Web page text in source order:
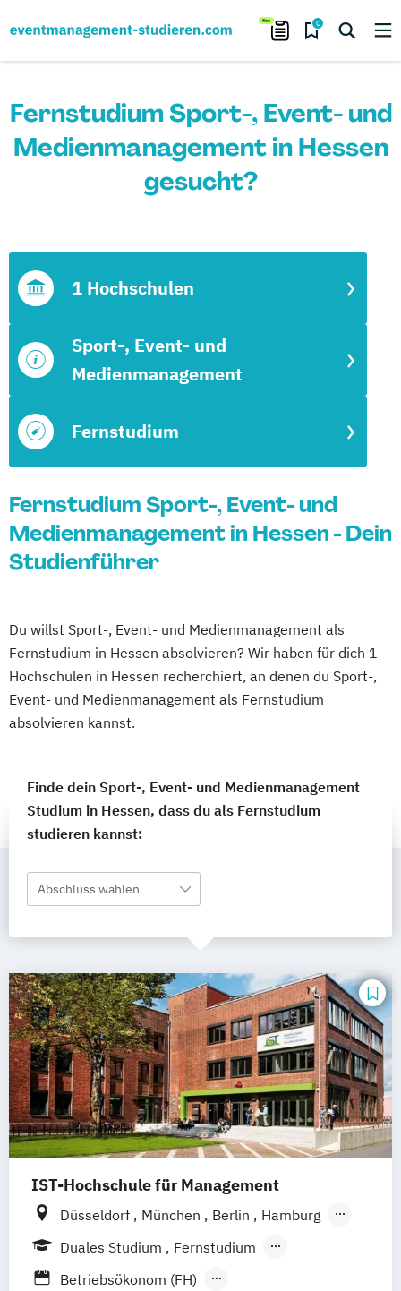
0
Fernstudium Sport-, Event- und
Medienmanagement in Hessen
gesucht?
Fernstudium
Sport-, Event- und
Medienmanagement
1 Hochschulen
Fernstudium Sport-, Event- und
Medienmanagement in Hessen - Dein
Studienführer
Du willst Sport-, Event- und Medienmanagement als
Fernstudium in Hessen absolvieren? Wir haben für dich 1
Hochschulen in Hessen recherchiert, an denen du Sport-,
Event- und Medienmanagement als Fernstudium
absolvieren kannst.
Finde dein Sport-, Event- und Medienmanagement
Studium in Hessen, dass du als Fernstudium
studieren kannst:
Abschluss wählen
IST-Hochschule für Management
Düsseldorf München Berlin
Hamburg
Weil am Rhein
Frankfurt am Main
Duales Studium
Fernstudium
Fernlehrgang
Betriebsökonom (FH)